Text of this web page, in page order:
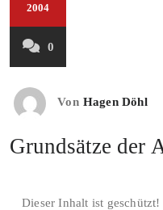
2004
0
Von Hagen Döhl
Grundsätze der
Dieser Inhalt ist geschützt!